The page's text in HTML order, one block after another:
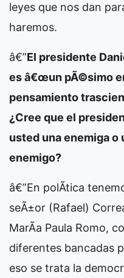
leyes que nos dan
haremos.
â€”El presidente
es â€œun pÃ©simo
pensamiento
¿Cree que el
usted una enemiga
enemigo?
â€”En polÃ­tica
seÃ±or (Rafael)
MarÃ­a Paula Romo,
diferentes bancadas
eso se trata la